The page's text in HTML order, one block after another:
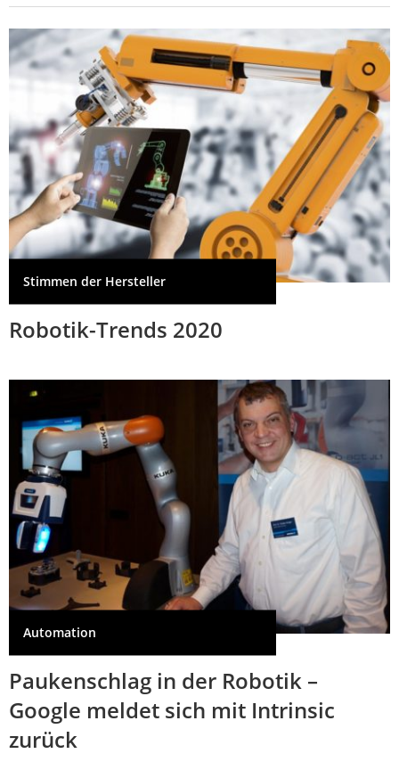
Stimmen der Hersteller
Robotik-Trends 2020
Automation
Paukenschlag in der Robotik –
Google meldet sich mit Intrinsic
zurück